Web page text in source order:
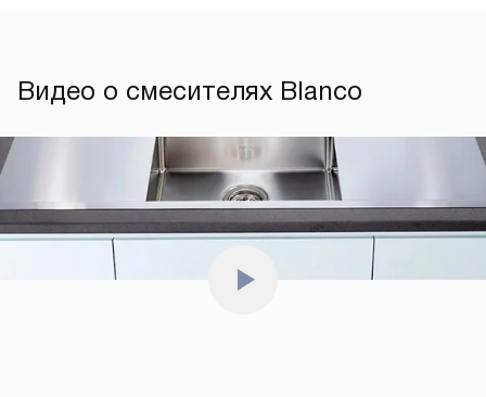
Видео о смесителях Blanco